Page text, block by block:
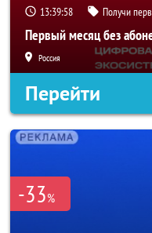
13:39:56 Получи
Первый месяц без
Россия
Перейти
-33%